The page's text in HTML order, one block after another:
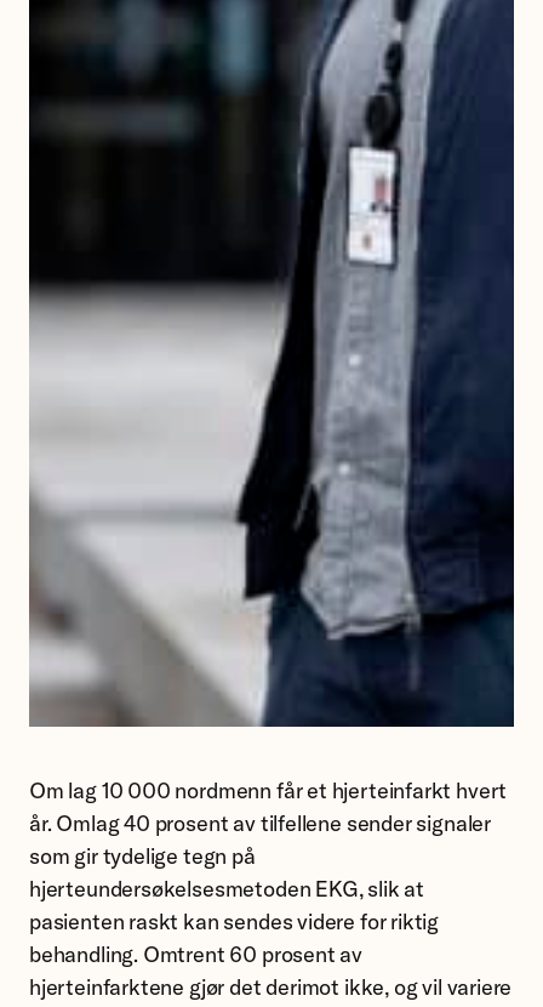
Bjørn-
Jostein
Singstad
ved
Ahus.
Om lag 10 000 nordmenn får et hjerteinfarkt hvert
år. Omlag 40 prosent av tilfellene sender signaler
som gir tydelige tegn på
hjerteundersøkelsesmetoden EKG, slik at
pasienten raskt kan sendes videre for riktig
behandling. Omtrent 60 prosent av
hjerteinfarktene gjør det derimot ikke, og vil variere